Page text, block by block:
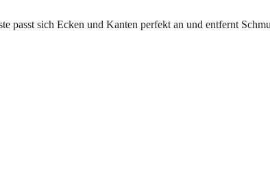
passt sich Ecken und Kanten perfekt an und entfernt